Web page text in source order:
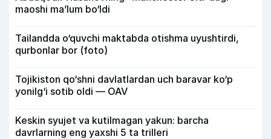
maoshi ma’lum bo‘ldi
Tailandda o‘quvchi maktabda otishma uyushtirdi,
qurbonlar bor (foto)
Tojikiston qo‘shni davlatlardan uch baravar ko‘p
yonilg‘i sotib oldi — OAV
Keskin syujet va kutilmagan yakun: barcha
davrlarning eng yaxshi 5 ta trilleri